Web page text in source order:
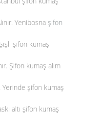
Yenibosna şifon
şifon kumaş
Şifon kumaş alım
Yerinde şifon kumaş
altı şifon kumaş